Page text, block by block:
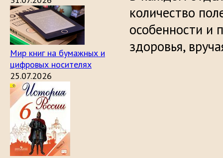
Мир книг на бумажных и
цифровых носителях
25.07.2026
количество
особенности и
здоровья,